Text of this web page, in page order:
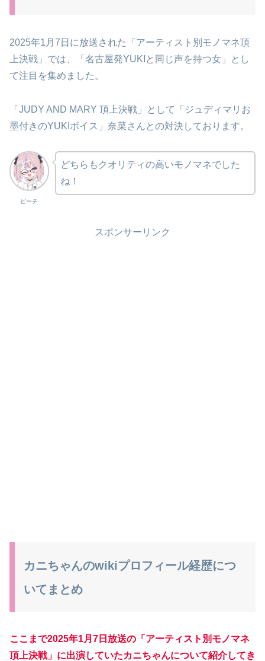
2025年1月7日に放送された「アーティスト別モノマネ頂
上決戦」では、「名古屋発YUKIと同じ声を持つ女」とし
て注目を集めました。
「JUDY AND MARY 頂上決戦」として「ジュディマリお
墨付きのYUKIボイス」奈菜さんとの対決しております。
ピーチ
どちらもクオリティの高いモノマネでした
ね！
スポンサーリンク
カニちゃんのwikiプロフィール経歴につ
いてまとめ
ここまで2025年1月7日放送の「アーティスト別モノマネ
頂上決戦」に出演していたカニちゃんについて紹介してき